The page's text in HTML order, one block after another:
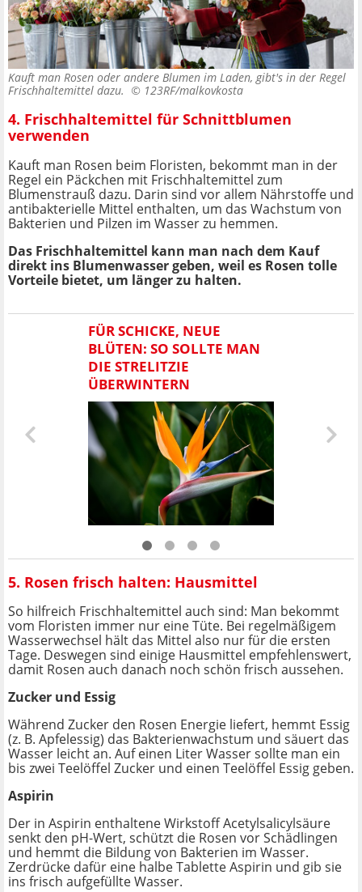
Kauft man Rosen oder andere Blumen im Laden, gibt's in der Regel
Frischhaltemittel dazu. © 123RF/malkovkosta
4. Frischhaltemittel für Schnittblumen
verwenden
Kauft man Rosen beim Floristen, bekommt man in der
Regel ein Päckchen mit Frischhaltemittel zum
Blumenstrauß dazu. Darin sind vor allem Nährstoffe und
antibakterielle Mittel enthalten, um das Wachstum von
Bakterien und Pilzen im Wasser zu hemmen.
Das Frischhaltemittel kann man nach dem Kauf
direkt ins Blumenwasser geben, weil es Rosen tolle
Vorteile bietet, um länger zu halten.
FÜR SCHICKE, NEUE
BLÜTEN: SO SOLLTE MAN
DIE STRELITZIE
ÜBERWINTERN
5. Rosen frisch halten: Hausmittel
So hilfreich Frischhaltemittel auch sind: Man bekommt
vom Floristen immer nur eine Tüte. Bei regelmäßigem
Wasserwechsel hält das Mittel also nur für die ersten
Tage. Deswegen sind einige Hausmittel empfehlenswert,
damit Rosen auch danach noch schön frisch aussehen.
Zucker und Essig
Während Zucker den Rosen Energie liefert, hemmt Essig
(z. B. Apfelessig) das Bakterienwachstum und säuert das
Wasser leicht an. Auf einen Liter Wasser sollte man ein
bis zwei Teelöffel Zucker und einen Teelöffel Essig geben.
Aspirin
Der in Aspirin enthaltene Wirkstoff Acetylsalicylsäure
senkt den pH-Wert, schützt die Rosen vor Schädlingen
und hemmt die Bildung von Bakterien im Wasser.
Zerdrücke dafür eine halbe Tablette Aspirin und gib sie
ins frisch aufgefüllte Wasser.